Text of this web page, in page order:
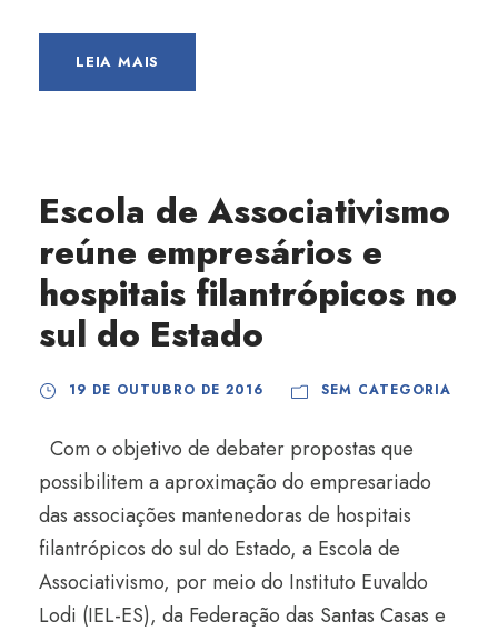
LEIA MAIS
Escola de Associativismo
reúne empresários e
hospitais filantrópicos no
sul do Estado
19 DE OUTUBRO DE 2016 SEM CATEGORIA
Com o objetivo de debater propostas que
possibilitem a aproximação do empresariado
das associações mantenedoras de hospitais
filantrópicos do sul do Estado, a Escola de
Associativismo, por meio do Instituto Euvaldo
Lodi (IEL-ES), da Federação das Santas Casas e